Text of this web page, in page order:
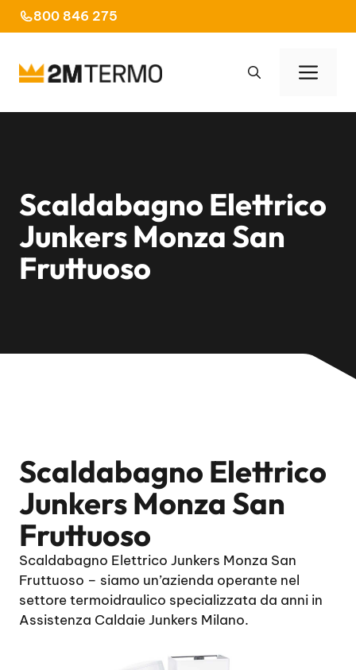
al
800 846 275
Scaldabagno Elettrico
Junkers Monza San
Fruttuoso
Scaldabagno Elettrico
Junkers Monza San
Fruttuoso
Scaldabagno Elettrico Junkers Monza San
Fruttuoso – siamo un’azienda operante nel
settore termoidraulico specializzata da anni in
Assistenza Caldaie Junkers Milano.